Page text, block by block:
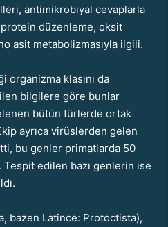
antimikrobiyal cevaplarla
düzenleme, oksit
asit metabolizmasıyla ilgili.
klasını da
bilgilere göre bunlar
bütün türlerde ortak
ayrıca virüslerden gelen
bu genler primatlarda 50
Tespit edilen bazı genlerin ise
bazen Latince: Protoctista),